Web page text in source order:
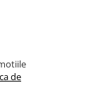
de